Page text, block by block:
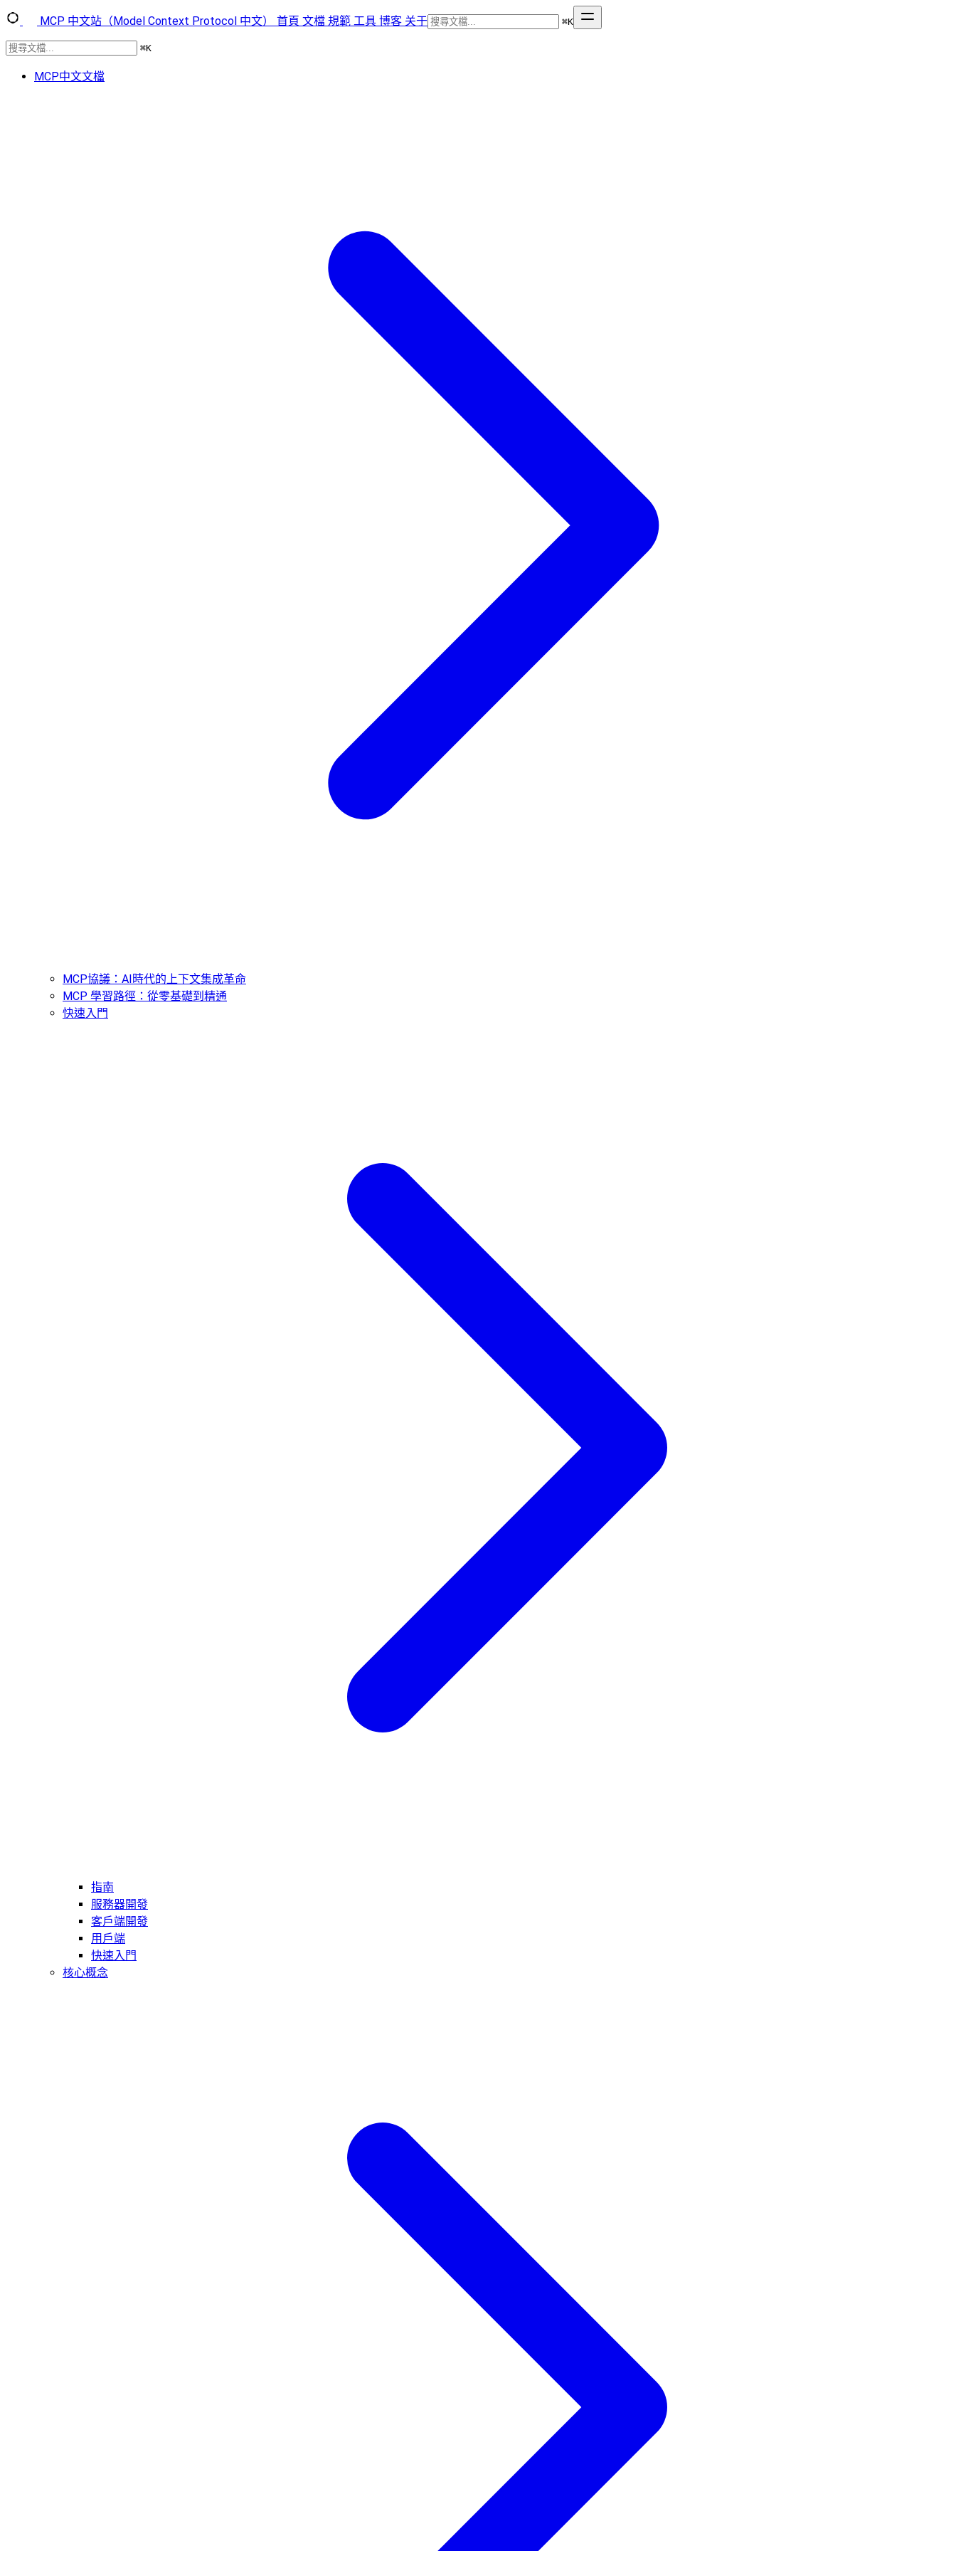
MCP 中文站（Model Context Protocol 中文） 首頁 文檔 規範 工具 博客 关于 ⌘K
⌘K
MCP中文文檔
MCP協議：AI時代的上下文集成革命
MCP 學習路徑：從零基礎到精通
快速入門
指南
服務器開發
客戶端開發
用戶端
快速入門
核心概念